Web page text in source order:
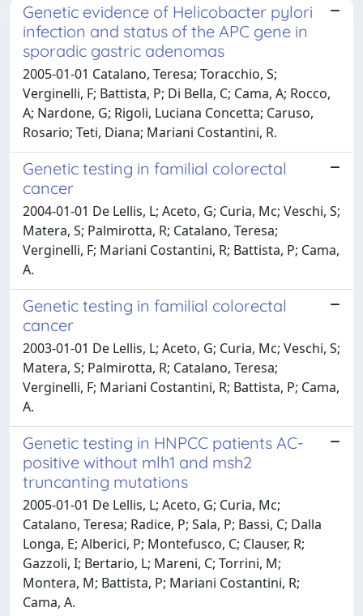
Genetic evidence of Helicobacter pylori
infection and status of the APC gene in
sporadic gastric adenomas
2005-01-01 Catalano, Teresa; Toracchio, S;
Verginelli, F; Battista, P; Di Bella, C; Cama, A; Rocco,
A; Nardone, G; Rigoli, Luciana Concetta; Caruso,
Rosario; Teti, Diana; Mariani Costantini, R.
Genetic testing in familial colorectal
cancer
2004-01-01 De Lellis, L; Aceto, G; Curia, Mc; Veschi, S;
Matera, S; Palmirotta, R; Catalano, Teresa;
Verginelli, F; Mariani Costantini, R; Battista, P; Cama,
A.
Genetic testing in familial colorectal
cancer
2003-01-01 De Lellis, L; Aceto, G; Curia, Mc; Veschi, S;
Matera, S; Palmirotta, R; Catalano, Teresa;
Verginelli, F; Mariani Costantini, R; Battista, P; Cama,
A.
Genetic testing in HNPCC patients AC-
positive without mlh1 and msh2
truncanting mutations
2005-01-01 De Lellis, L; Aceto, G; Curia, Mc;
Catalano, Teresa; Radice, P; Sala, P; Bassi, C; Dalla
Longa, E; Alberici, P; Montefusco, C; Clauser, R;
Gazzoli, I; Bertario, L; Mareni, C; Torrini, M;
Montera, M; Battista, P; Mariani Costantini, R;
Cama, A.